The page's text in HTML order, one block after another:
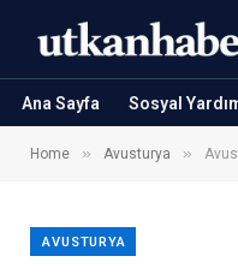
Ana Sayfa Sosyal
Home » Avusturya »
AVUSTURYA